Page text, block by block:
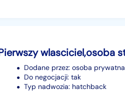
Dodane przez: osoba prywatna
Do negocjacji: tak
Typ nadwozia: hatchback